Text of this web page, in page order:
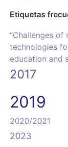
Etiquetas
“Challenges of
technologies
education and
2017
2019
2020/2021
2023